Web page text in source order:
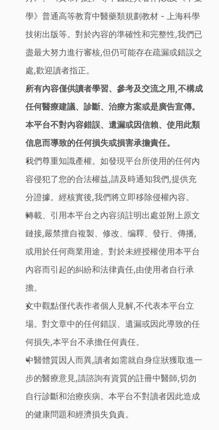
學》普通高等教育中醫藥類規劃教材 - 上海科學
技術出版等。對於內容的準確性和完整性,我們已
盡最大努力進行審核,但仍可能存在疏漏或錯誤之
處,歡迎讀者指正。
所有內容僅供讀者學習、參考及交流之用,不構成
任何醫療建議、診斷、治療方案或是廣告宣傳。
本平台不對內容錯誤、遺漏或因信賴、使用此類
信息而導致的任何損失或損害承擔責任。
我們尊重知識產權。如發現平台所使用的任何內
容侵犯了您的合法權益,請及時通知我們,提供充
分證據。經核實後,我們將立即移除侵權內容。
轉載、引用本平台之內容須註明出處並附上原文
鏈接,嚴禁擅自複製、修改、编釋、發行、傳播,
或用於任何商業用途。對於未經授權使用本平台
內容而引起的糾紛和法律責任,由使用者自行承
擔。
文中觀點僅代表作者個人見解,不代表本平台立
場。對文章中的任何錯誤、遺漏或因此導致的任
何損失,本平台不承擔任何責任。
中醫體質因人而異,讀者如需就自身症狀獲取進一
步的醫療意見,請諮詢有資質的註冊中醫師,切勿
自行診斷和治療疾病。本平台不對讀者因此造成
的健康問題和經濟損失負責。